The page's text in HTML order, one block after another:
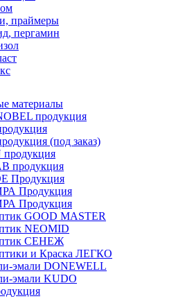
праймеры
пергамин
материалы
продукция
(под заказ)
продукция
Продукция
Продукция
Продукция
GOOD MASTER
NEOMID
СЕНЕЖ
и Краска ЛЕГКО
эмали DONEWELL
эмали KUDO